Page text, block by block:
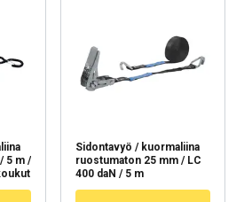
5 m /
Sidontavyö / kuormaliina
ruostumaton 25 mm / LC
400 daN / 5 m